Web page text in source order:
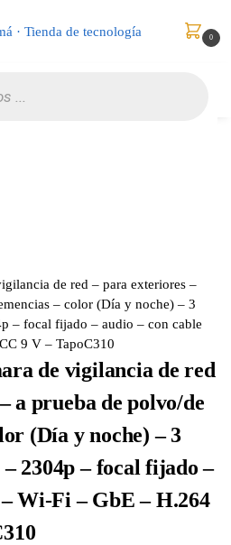
0
de red – para exteriores –
– color (Día y noche) – 3
– focal fijado – audio – con cable
9 V – TapoC310
de vigilancia de red
a prueba de polvo/de
(Día y noche) – 3
2304p – focal fijado –
Wi-Fi – GbE – H.264